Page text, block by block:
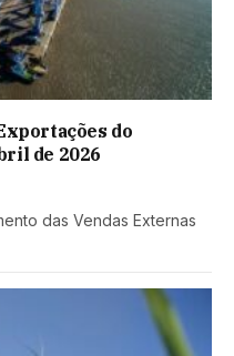
do
de 2026
das Vendas Externas